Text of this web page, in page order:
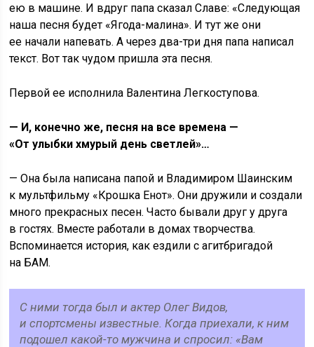
ею в машине. И вдруг папа сказал Славе: «Следующая
наша песня будет «Ягода-малина». И тут же они
ее начали напевать. А через два-три дня папа написал
текст. Вот так чудом пришла эта песня.
Первой ее исполнила Валентина Легкоступова.
— И, конечно же, песня на все времена —
«От улыбки хмурый день светлей»…
— Она была написана папой и Владимиром Шаинским
к мультфильму «Крошка Енот». Они дружили и создали
много прекрасных песен. Часто бывали друг у друга
в гостях. Вместе работали в домах творчества.
Вспоминается история, как ездили с агитбригадой
на БАМ.
С ними тогда был и актер Олег Видов,
и спортсмены известные. Когда приехали, к ним
подошел какой-то мужчина и спросил: «Вам